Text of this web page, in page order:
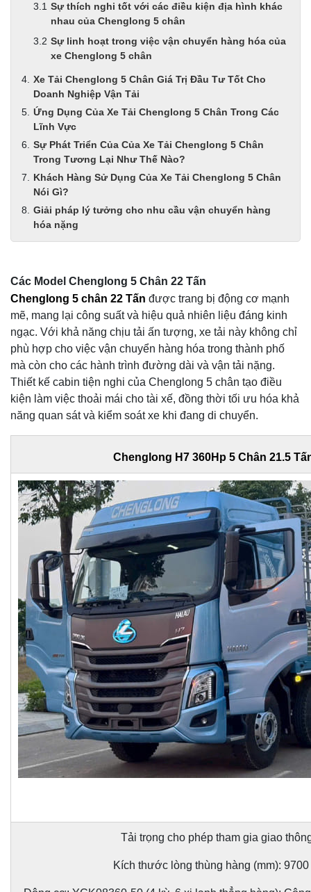
Sự thích nghi tốt với các điều kiện địa hình khác
nhau của Chenglong 5 chân
Sự linh hoạt trong việc vận chuyển hàng hóa của
xe Chenglong 5 chân
Xe Tải Chenglong 5 Chân Giá Trị Đầu Tư Tốt Cho
Doanh Nghiệp Vận Tải
Ứng Dụng Của Xe Tải Chenglong 5 Chân Trong Các
Lĩnh Vực
Sự Phát Triển Của Của Xe Tải Chenglong 5 Chân
Trong Tương Lại Như Thế Nào?
Khách Hàng Sử Dụng Của Xe Tải Chenglong 5 Chân
Nói Gì?
Giải pháp lý tưởng cho nhu cầu vận chuyển hàng
hóa nặng
Các Model Chenglong 5 Chân 22 Tấn
Chenglong 5 chân 22 Tấn được trang bị động cơ mạnh
mẽ, mang lại công suất và hiệu quả nhiên liệu đáng kinh
ngạc. Với khả năng chịu tải ấn tượng, xe tải này không chỉ
phù hợp cho việc vận chuyển hàng hóa trong thành phố
mà còn cho các hành trình đường dài và vận tải nặng.
Thiết kế cabin tiện nghi của Chenglong 5 chân tạo điều
kiện làm việc thoải mái cho tài xế, đồng thời tối ưu hóa khả
năng quan sát và kiểm soát xe khi đang di chuyển.
Chenglong H7 360Hp 5 Chân 21.5
Tải trọng cho phép tham gia giao
Kích thước lòng thùng hàng (mm):